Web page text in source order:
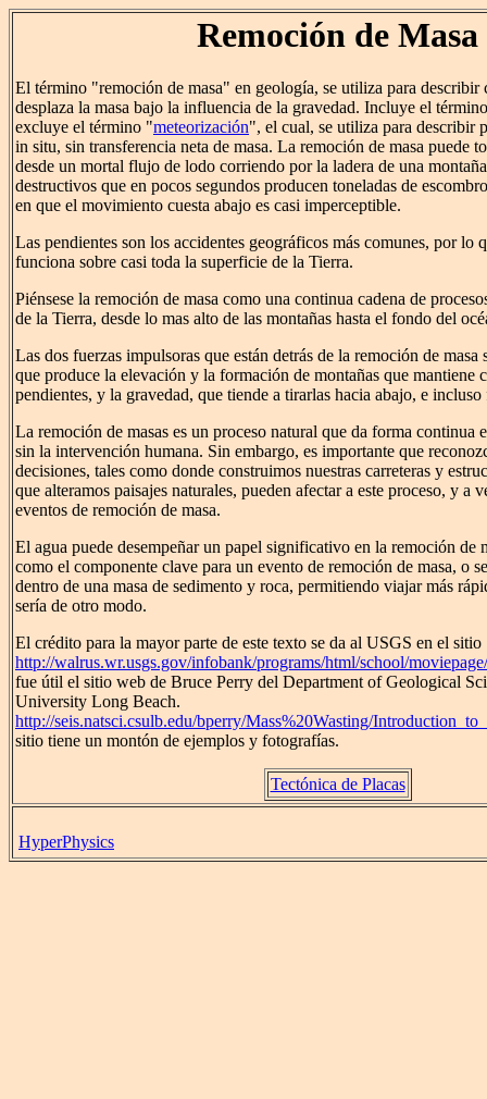
Remoción de Masa
El término "remoción de masa" en geología, se utiliza para describir
desplaza la masa bajo la influencia de la gravedad. Incluye el
excluye el término "meteorización", el cual, se utiliza para describir
in situ, sin transferencia neta de masa. La remoción de masa puede
desde un mortal flujo de lodo corriendo por la ladera de una
destructivos que en pocos segundos producen toneladas de
en que el movimiento cuesta abajo es casi imperceptible.
Las pendientes son los accidentes geográficos más comunes, por lo
funciona sobre casi toda la superficie de la Tierra.
Piénsese la remoción de masa como una continua cadena de
de la Tierra, desde lo mas alto de las montañas hasta el fondo del
Las dos fuerzas impulsoras que están detrás de la remoción de
que produce la elevación y la formación de montañas que mantiene
pendientes, y la gravedad, que tiende a tirarlas hacia abajo, e incluso
La remoción de masas es un proceso natural que da forma continua
sin la intervención humana. Sin embargo, es importante que
decisiones, tales como donde construimos nuestras carreteras y
que alteramos paisajes naturales, pueden afectar a este proceso, y a
eventos de remoción de masa.
El agua puede desempeñar un papel significativo en la remoción de
como el componente clave para un evento de remoción de masa, o
dentro de una masa de sedimento y roca, permitiendo viajar más
sería de otro modo.
El crédito para la mayor parte de este texto se da al USGS en el sitio
http://walrus.wr.usgs.gov/infobank/programs/html/school/
fue útil el sitio web de Bruce Perry del Department of Geological
University Long Beach.
http://seis.natsci.csulb.edu/bperry/Mass%20Wasting/
sitio tiene un montón de ejemplos y fotografías.
Tectónica de Placas
HyperPhysics